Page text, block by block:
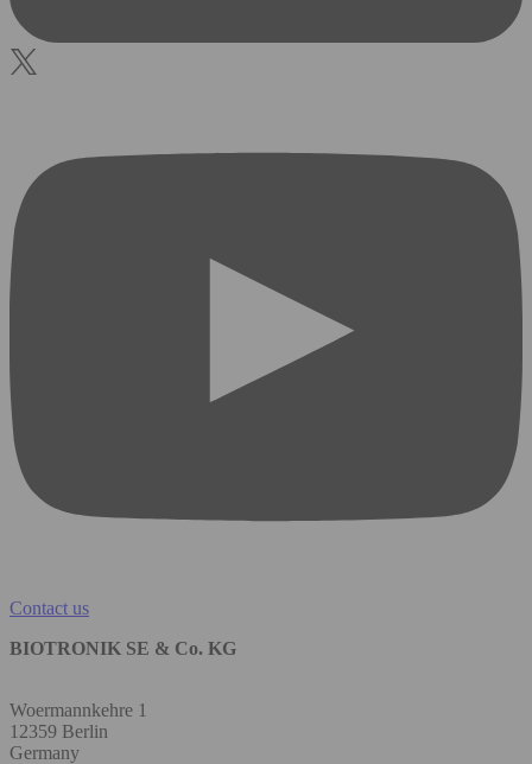
Contact us
BIOTRONIK SE & Co. KG
Woermannkehre 1
12359 Berlin
Germany